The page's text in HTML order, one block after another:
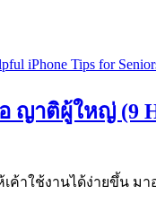
ญาติผู้ใหญ่ (9
ค้าใช้งานได้ง่ายขึ้น ม